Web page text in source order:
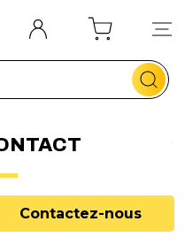
Contactez-nous